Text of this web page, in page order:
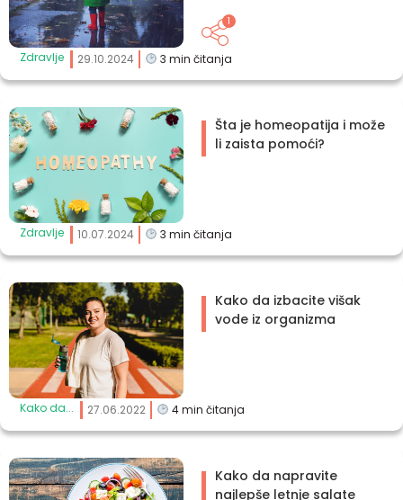
Zdravlje 29.10.2024 3 min čitanja
1
Zdravlje 10.07.2024 3 min čitanja
Šta je homeopatija i može
li zaista pomoći?
Kako da... 27.06.2022 4min čitanja
Kako da izbacite višak
vode iz organizma
Kako da napravite
najlepše letnje salate